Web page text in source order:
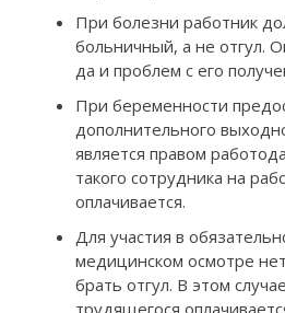
При болезни работник
больничный, а не отгул.
да и проблем с его
При беременности
дополнительного
является правом
такого сотрудника на
оплачивается.
Для участия в
медицинском осмотре
брать отгул. В этом